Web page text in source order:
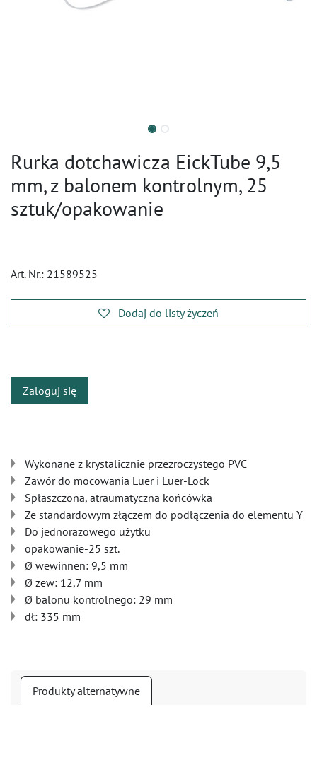
Rurka dotchawicza EickTube 9,5
mm, z balonem kontrolnym, 25
sztuk/opakowanie
Art. Nr.: 21589525
Dodaj do listy życzeń
Zaloguj się
Wykonane z krystalicznie przezroczystego PVC
Zawór do mocowania Luer i Luer-Lock
Spłaszczona, atraumatyczna końcówka
Ze standardowym złączem do podłączenia do elementu Y
Do jednorazowego użytku
opakowanie-25 szt.
Ø wewinnen: 9,5 mm
Ø zew: 12,7 mm
Ø balonu kontrolnego: 29 mm
dł: 335 mm
Produkty alternatywne